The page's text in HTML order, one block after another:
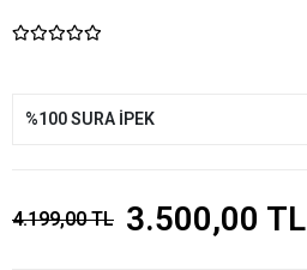
%100 SURA İPEK
4.199,00 TL 3.500,00 TL